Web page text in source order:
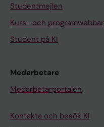
Studentmejlen
Kurs- och programwebbar
Student på KI
Medarbetare
Medarbetarportalen
Kontakta och besök KI